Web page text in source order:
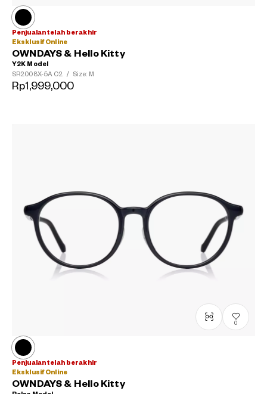
Penjualan telah berakhir
Eksklusif Online
OWNDAYS & Hello Kitty
Y2K Model
SR2008X-5A C2 / Size: M
Rp1,999,000
0
Penjualan telah berakhir
Eksklusif Online
OWNDAYS & Hello Kitty